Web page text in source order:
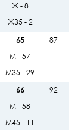
Ж - 8
Ж35 - 2
65
87
М - 57
М35 - 29
66
92
М - 58
М45 - 11